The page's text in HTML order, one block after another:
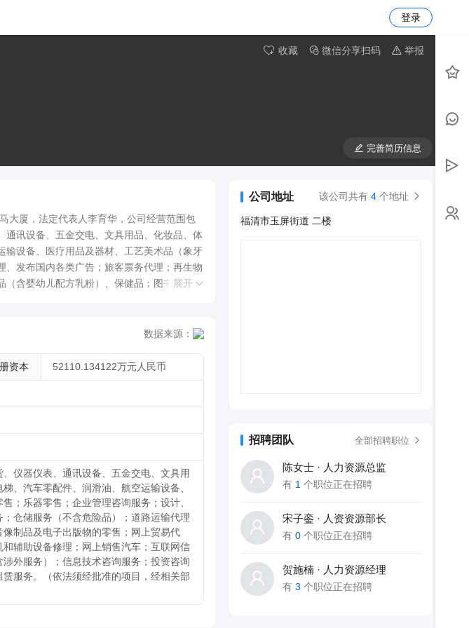
登录
收藏 微信分享扫码 举报
完善简历信息
大厦，法定代表人李育华，公司经营范围包
讯设备、五金交电、文具用品、化妆品、体
设备、医疗用品及器材、工艺美术品（象牙
发布国内各类广告；旅客票务代理；再生物
含婴幼儿配方乳粉）、保健品；图书、报
依法须经批准的项目，经相关部门批准后方
展开
数据来源：
资本 52110.134122万元人民币
仪器仪表、通讯设备、五金交电、文具用
、汽车零配件、润滑油、航空运输设备、
；乐器零售；企业管理咨询服务；设计、
仓储服务（不含危险品）；道路运输代理
制品及电子出版物的零售；网上贸易代
辅助设备修理；网上销售汽车；互联网信
外服务）；信息技术咨询服务；投资咨询
服务。（依法须经批准的项目，经相关部
公司地址 该公司共有 4 个地址
福清市玉屏街道 二楼
招聘团队 全部招聘职位
陈女士 · 人力资源总监
有 1 个职位正在招聘
宋子銮 · 人资资源部长
有 0 个职位正在招聘
贺施楠 · 人力资源经理
有 3 个职位正在招聘